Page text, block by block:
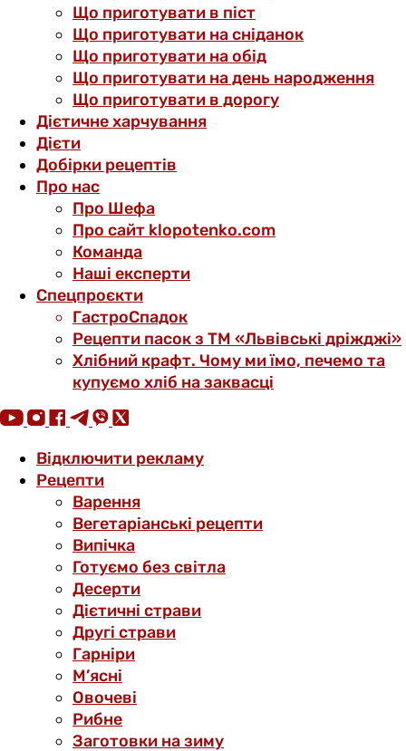
Що приготувати в піст
Що приготувати на сніданок
Що приготувати на обід
Що приготувати на день народження
Що приготувати в дорогу
Дієтичне харчування
Дієти
Добірки рецептів
Про нас
Про Шефа
Про сайт klopotenko.com
Команда
Наші експерти
Спецпроєкти
ГастроСпадок
Рецепти пасок з ТМ «Львівські дріжджі»
Хлібний крафт. Чому ми їмо, печемо та
купуємо хліб на заквасці
Відключити рекламу
Рецепти
Варення
Вегетаріанські рецепти
Випічка
Готуємо без світла
Десерти
Дієтичні страви
Другі страви
Гарніри
М’ясні
Овочеві
Рибне
Заготовки на зиму